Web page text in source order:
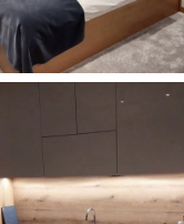
Valjevo
Pirot
Senta